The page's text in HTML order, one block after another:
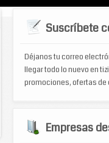
Suscríbete
Déjanos tu correo
llegar todo lo nuevo en
promociones, ofertas de
Empresas